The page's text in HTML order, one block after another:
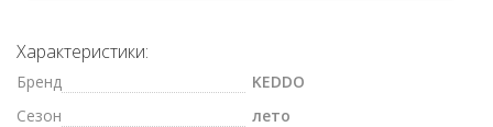
Характеристики:
Бренд
KEDDO
Сезон
лето